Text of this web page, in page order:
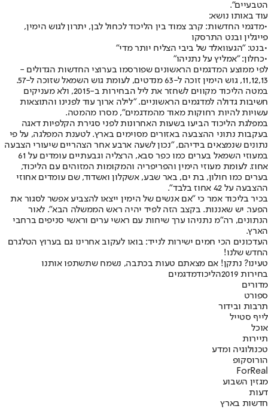
הטבעיים".
עוד באותו נושא:
•מדגמי החדשות: קרב צמוד בין הליכוד לכחול לבן, יתרון לגוש הימין,
פייגלין ובנט התרסקו
•בנט: "הגעוואלד של ביבי הצליח יותר מדי"
•כחלון: "אמליץ על נתניהו"
לפי ממוצע המדגמים הראשונים שפורסמו בערוצי החדשות הגדולים -
11,12,13, גוש הימין זוכה ל-63 מנדטים, לעומת גוש השמאל שזוכה ל-57.
במטה הליכוד מקווים לשחזר את ליל הבחירות ב-2015, ולא מעניקים
חשיבות גדולה למדגמים הראשוניים. "לילה ארוך עוד לפנינו והתוצאות
עשויות להיות רחוקות מאוד מהמדגמים", מסרו מהמטה.
במפלגת הליכוד הביעו בשעות האחרונות לפני סגירת הקלפיות דאגה
בעקבות נתוני ההצבעה באזורים מסוימים בארץ. לטענת המפלגה, על פי
נתונים שנמצאים בידיהם, "נכון לשעה ארבע אחר הצהריים שיעורי הצבעה
במעוזי השמאל בערים כמו כפר סבא, הרצליה וגבעתיים עומדים על 61
אחוז. לעומת מעוזי הימין והפריפריה והמקומות המזוהים עם הליכוד,
בערים כמו חולון, בת ים, באר שבע, אשקלון ואשדוד, שם עומדים אחוזי
ההצבעה על 42 אחוז בלבד".
בכיר בליכוד אמר כי "אם אנשים של הימין ייצאו להצביע אפשר לסגור את
הפער. יש שאננות. בקצב הזה לפיד יהיה ראש הממשלה הבא". לאור
הנתונים, רה"מ נתניהו ערך שיחות עם ראשי ערים וראשי סניפים ברחבי
הארץ.
העדכונים הכי חמים ישירות לנייד: בואו לעקוב אחרינו גם בערוץ הטלגרם
החדש שלנו!
טעינו? נתקן! אם מצאתם טעות בכתבה, נשמח שתשתפו אותנו
בחירות 2019
הליכודמדגמים
מדורים
ספורט
תרבות ובידור
לייף סטייל
אוכל
תיירות
טכנולוגיה ומדע
הורוסקופ
ForReal
מגזין השבוע
דעות
חדשות בארץ